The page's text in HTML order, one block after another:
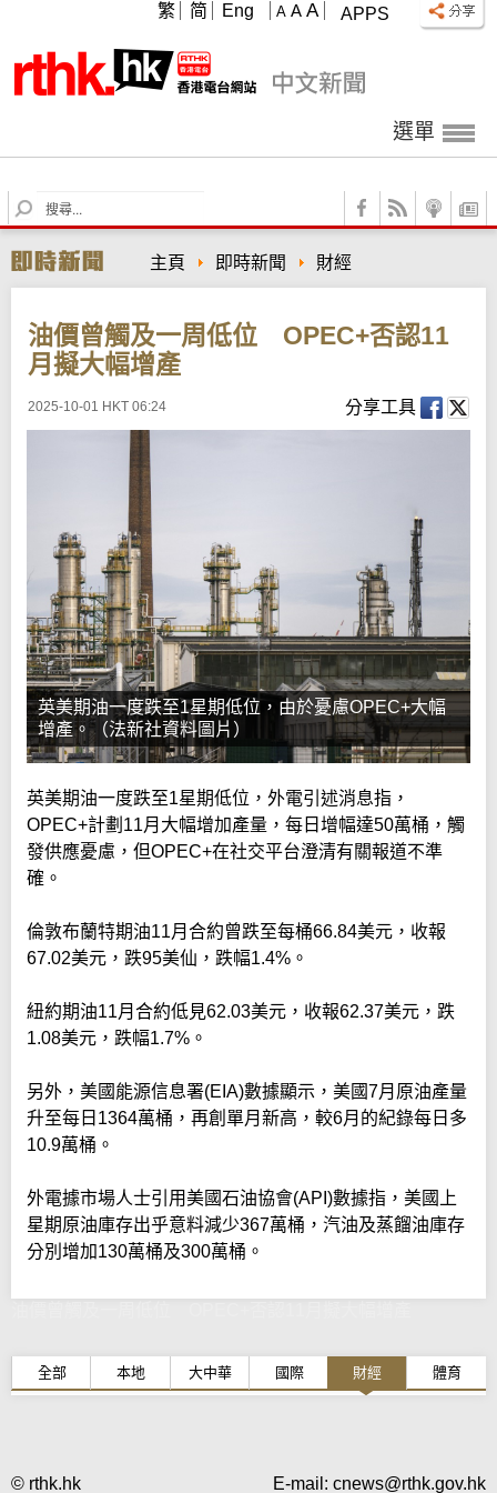
APPS
A A A
繁 简 Eng
選單
S
e
r
c
主頁 即時新聞 財經
油價曾觸及一周低位 OPEC+否認11
月擬大幅增產
2025-10-01 HKT 06:24 分享工具
英美期油一度跌至1星期低位，由於憂慮OPEC+大幅
增產。（法新社資料圖片）
英美期油一度跌至1星期低位，外電引述消息指，
OPEC+計劃11月大幅增加產量，每日增幅達50萬桶，觸
發供應憂慮，但OPEC+在社交平台澄清有關報道不準
確。
倫敦布蘭特期油11月合約曾跌至每桶66.84美元，收報
67.02美元，跌95美仙，跌幅1.4%。
紐約期油11月合約低見62.03美元，收報62.37美元，跌
1.08美元，跌幅1.7%。
另外，美國能源信息署(EIA)數據顯示，美國7月原油產量
升至每日1364萬桶，再創單月新高，較6月的紀錄每日多
10.9萬桶。
外電據市場人士引用美國石油協會(API)數據指，美國上
星期原油庫存出乎意料減少367萬桶，汽油及蒸餾油庫存
分別增加130萬桶及300萬桶。
全部 本地 大中華 國際 財經 體育
© rthk.hk E-mail: cnews@rthk.gov.hk